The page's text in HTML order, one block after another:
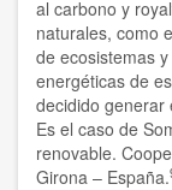
al carbono y
naturales, como
de ecosistemas
energéticas de
decidido generar
Es el caso de
renovable.
Girona – España.